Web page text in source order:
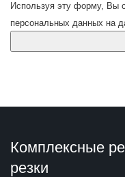
Используя эту форму, Вы
персональных данных на
Комплексные
резки